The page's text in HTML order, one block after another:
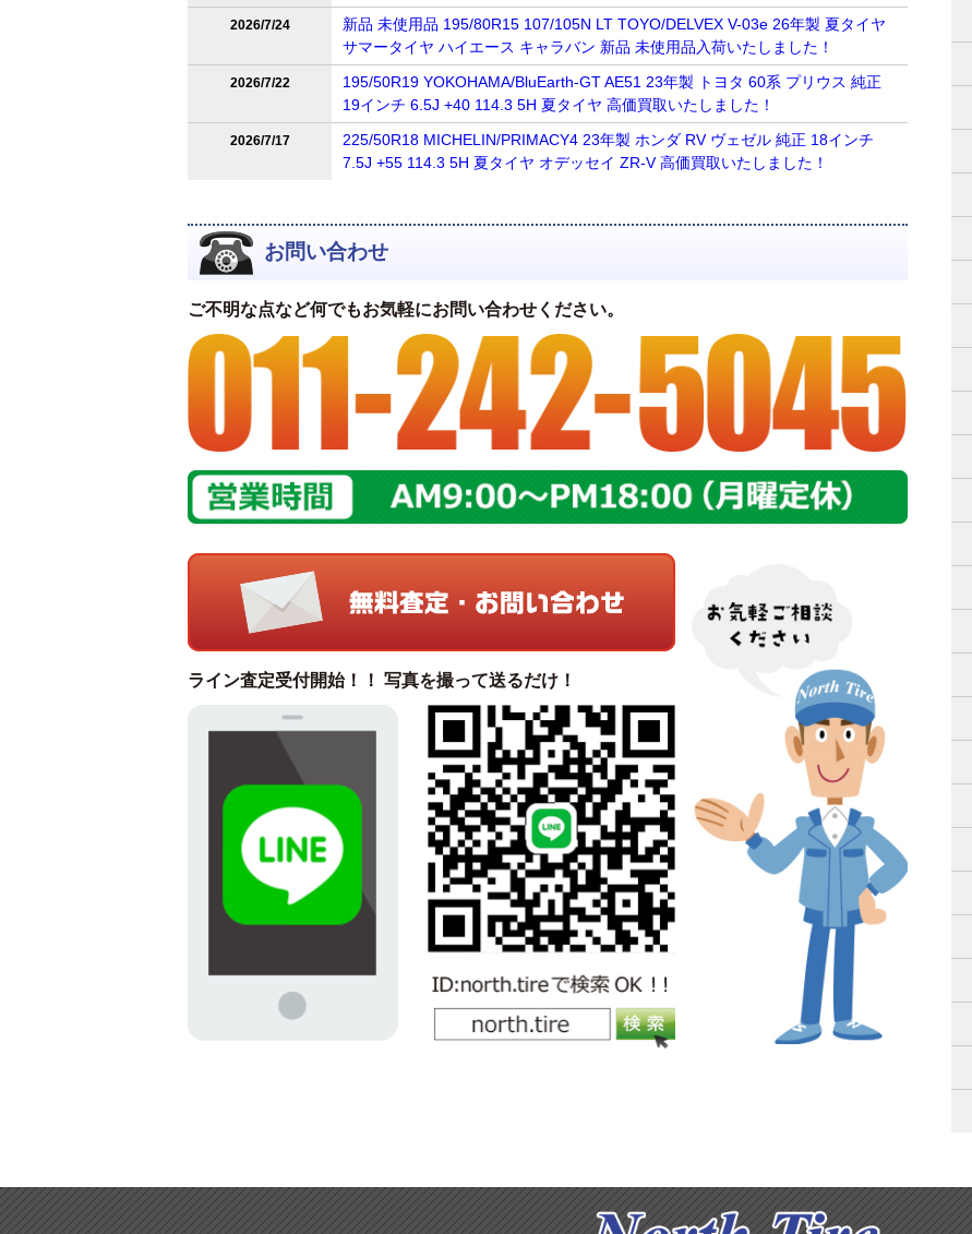
2026/7/24
新品 未使用品 195/80R15 107/105N LT TOYO/DELVEX V-03e 26年製 夏タイヤ
サマータイヤ ハイエース キャラバン 新品 未使用品入荷いたしました！
2026/7/22
195/50R19 YOKOHAMA/BluEarth-GT AE51 23年製 トヨタ 60系 プリウス 純正
19インチ 6.5J +40 114.3 5H 夏タイヤ 高価買取いたしました！
2026/7/17
225/50R18 MICHELIN/PRIMACY4 23年製 ホンダ RV ヴェゼル 純正 18インチ
7.5J +55 114.3 5H 夏タイヤ オデッセイ ZR-V 高価買取いたしました！
お問い合わせ
ご不明な点など何でもお気軽にお問い合わせください。
ライン査定受付開始！！ 写真を撮って送るだけ！